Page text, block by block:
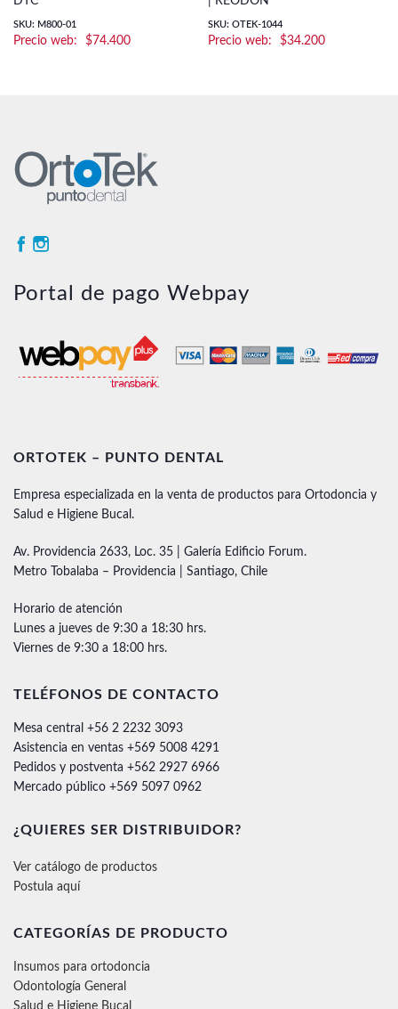
SKU: M800-01
$74.400
SKU: OTEK-1044
$34.200
Portal de pago Webpay
ORTOTEK – PUNTO DENTAL
Empresa especializada en la venta de productos para Ortodoncia y
Salud e Higiene Bucal.
Av. Providencia 2633, Loc. 35 | Galería Edificio Forum.
Metro Tobalaba – Providencia | Santiago, Chile
Horario de atención
Lunes a jueves de 9:30 a 18:30 hrs.
Viernes de 9:30 a 18:00 hrs.
TELÉFONOS DE CONTACTO
Mesa central +56 2 2232 3093
Asistencia en ventas +569 5008 4291
Pedidos y postventa +562 2927 6966
Mercado público +569 5097 0962
¿QUIERES SER DISTRIBUIDOR?
Ver catálogo de productos
Postula aquí
CATEGORÍAS DE PRODUCTO
Insumos para ortodoncia
Odontología General
Salud e Higiene Bucal